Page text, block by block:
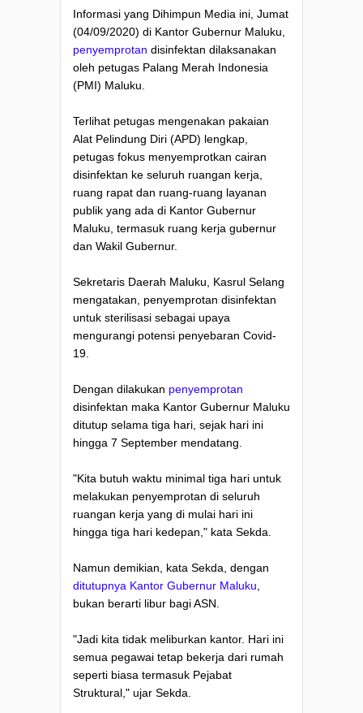
Informasi yang Dihimpun Media ini, Jumat
(04/09/2020) di Kantor Gubernur Maluku,
penyemprotan disinfektan dilaksanakan
oleh petugas Palang Merah Indonesia
(PMI) Maluku.
Terlihat petugas mengenakan pakaian
Alat Pelindung Diri (APD) lengkap,
petugas fokus menyemprotkan cairan
disinfektan ke seluruh ruangan kerja,
ruang rapat dan ruang-ruang layanan
publik yang ada di Kantor Gubernur
Maluku, termasuk ruang kerja gubernur
dan Wakil Gubernur.
Sekretaris Daerah Maluku, Kasrul Selang
mengatakan, penyemprotan disinfektan
untuk sterilisasi sebagai upaya
mengurangi potensi penyebaran Covid-
19.
Dengan dilakukan penyemprotan
disinfektan maka Kantor Gubernur Maluku
ditutup selama tiga hari, sejak hari ini
hingga 7 September mendatang.
"Kita butuh waktu minimal tiga hari untuk
melakukan penyemprotan di seluruh
ruangan kerja yang di mulai hari ini
hingga tiga hari kedepan," kata Sekda.
Namun demikian, kata Sekda, dengan
ditutupnya Kantor Gubernur Maluku
bukan berarti libur bagi ASN.
"Jadi kita tidak meliburkan kantor. Hari ini
semua pegawai tetap bekerja dari rumah
seperti biasa termasuk Pejabat
Struktural," ujar Sekda.